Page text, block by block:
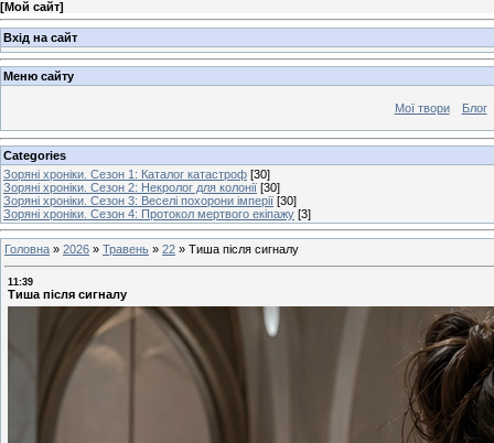
[Мой сайт]
Вхід на сайт
Меню сайту
Мої твори Блог
Categories
Зоряні хроніки. Сезон 1: Каталог катастроф [30]
Зоряні хроніки. Сезон 2: Некролог для колонії [30]
Зоряні хроніки. Сезон 3: Веселі похорони імперії [30]
Зоряні хроніки. Сезон 4: Протокол мертвого екіпажу [3]
Головна » 2026 » Травень » 22 » Тиша після сигналу
11:39
Тиша після сигналу